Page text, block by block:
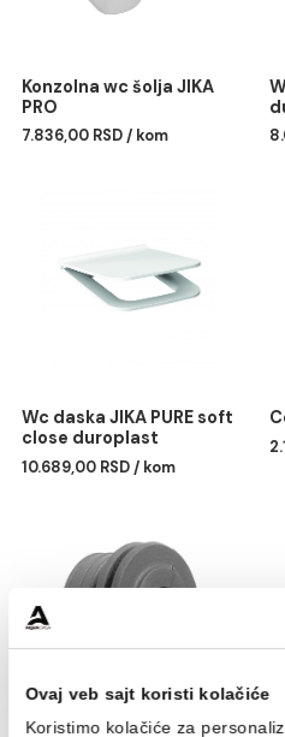
Konzolna wc šolja JIKA
PRO
7.836,00 RSD / kom
Wc daska JIKA PURE soft
close duroplast